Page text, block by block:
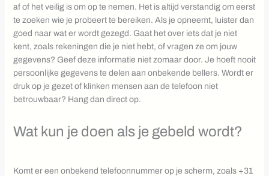
af of het veilig is om op te nemen. Het is altijd verstandig om eerst
te zoeken wie je probeert te bereiken. Als je opneemt, luister dan
goed naar wat er wordt gezegd. Gaat het over iets dat je niet
kent, zoals rekeningen die je niet hebt, of vragen ze om jouw
gegevens? Geef deze informatie niet zomaar door. Je hoeft nooit
persoonlijke gegevens te delen aan onbekende bellers. Wordt er
druk op je gezet of klinken mensen aan de telefoon niet
betrouwbaar? Hang dan direct op.
Wat kun je doen als je gebeld wordt?
Komt er een onbekend telefoonnummer op je scherm, zoals +31